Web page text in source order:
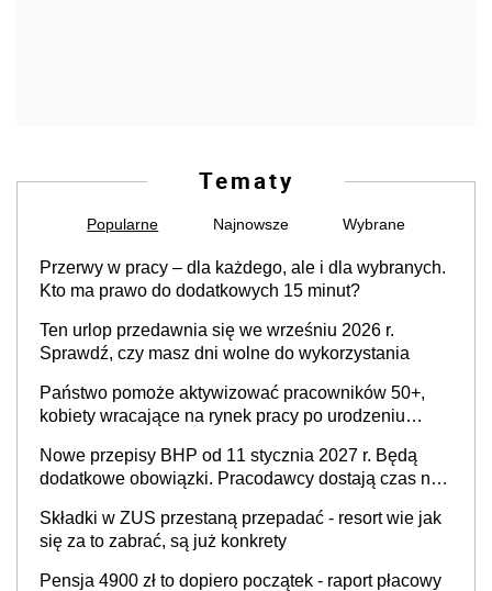
Tematy
Popularne Najnowsze Wybrane
Przerwy w pracy – dla każdego, ale i dla wybranych.
Kto ma prawo do dodatkowych 15 minut?
Ten urlop przedawnia się we wrześniu 2026 r.
Sprawdź, czy masz dni wolne do wykorzystania
Państwo pomoże aktywizować pracowników 50+,
kobiety wracające na rynek pracy po urodzeniu
neuroatypowe. Powstanie Fundusz na rzecz
Inkluzywności w Zatrudnianiu?
Nowe przepisy BHP od 11 stycznia 2027 r. Będą
dodatkowe obowiązki. Pracodawcy dostają czas na
Składki w ZUS przestaną przepadać - resort wie jak
się za to zabrać, są już konkrety
Pensja 4900 zł to dopiero początek - raport płacowy